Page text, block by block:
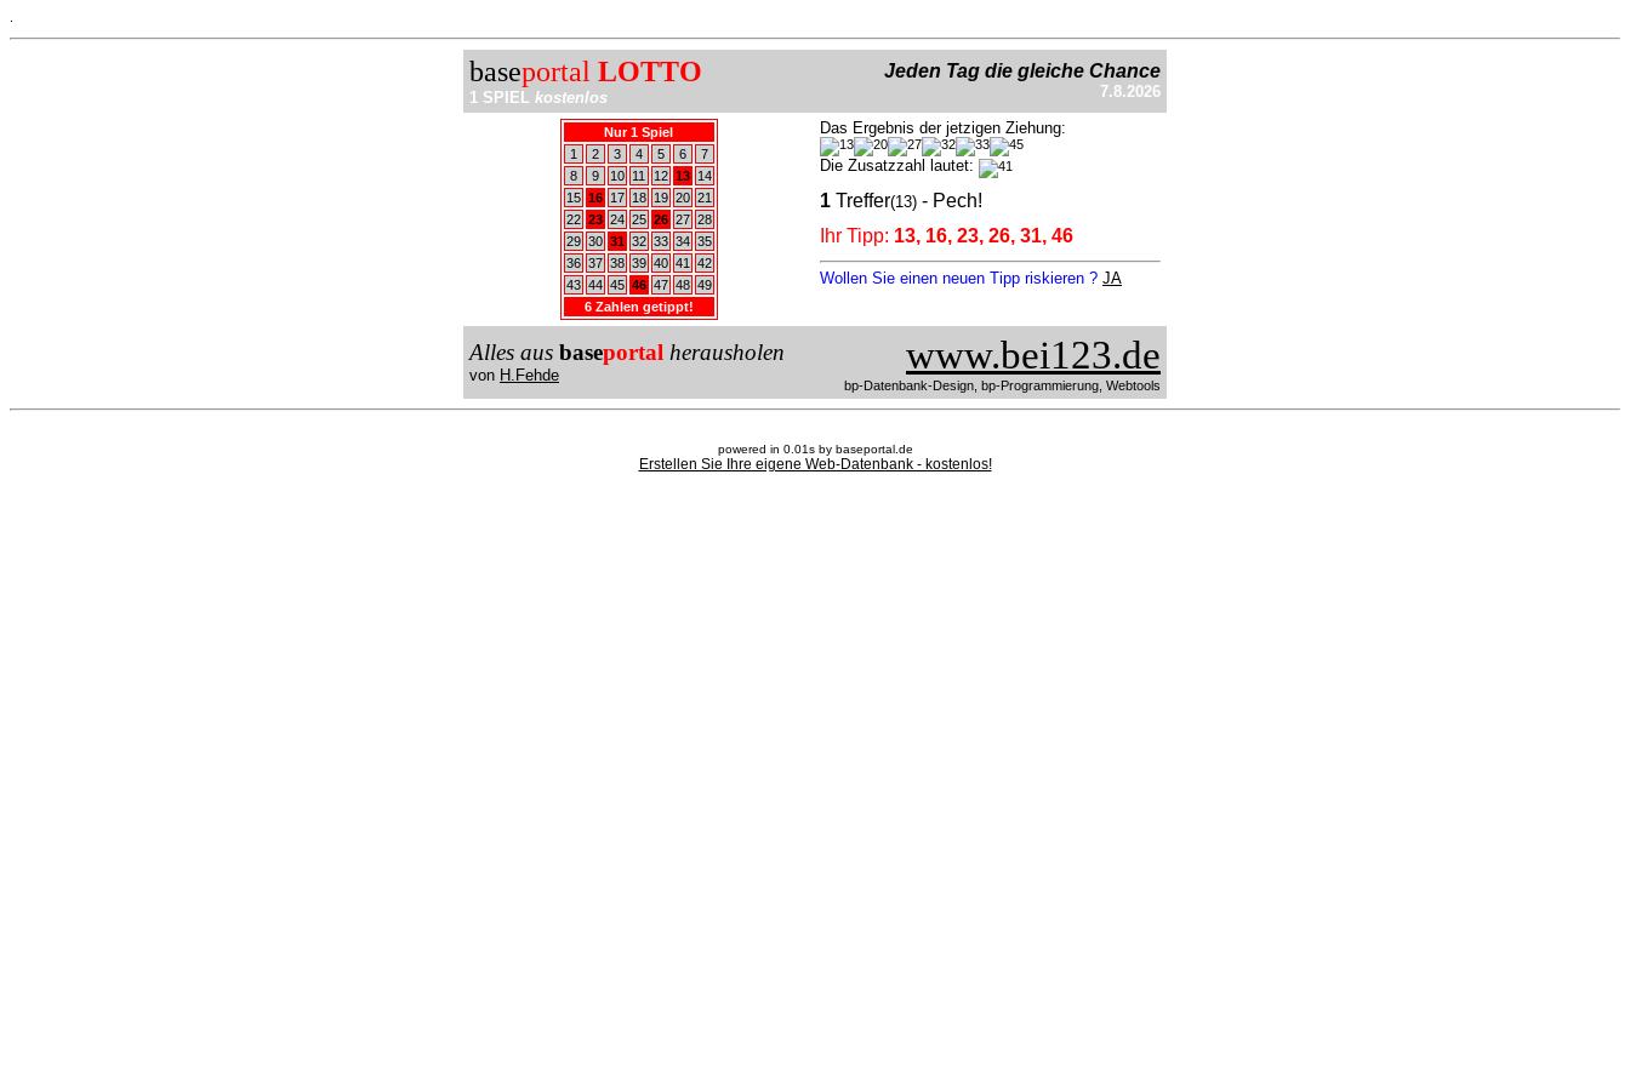
baseportal LOTTO
1 SPIEL kostenlos
Jeden Tag die gleiche Chance
7.8.2026
Nur 1 Spiel
1
2 3 4 5 6
7
8
9 10 11 12 13
14
15 16 17 18 19 20 21
22 23 24 25 26 27 28
29 30 31 32 33 34 35
36 37 38 39 40 41
42
43 44 45 46 47 48 49
6 Zahlen getippt!
Das Ergebnis der jetzigen Ziehung:
Die Zusatzzahl lautet:
1 Treffer(13) - Pech!
Ihr Tipp: 13, 16, 23, 26, 31, 46
Wollen Sie einen neuen Tipp riskieren ? JA
Alles aus baseportal herausholen
von H.Fehde www.bei123.de
bp-Datenbank-Design, bp-Programmierung, Webtools
powered in 0.01s by baseportal.de
Erstellen Sie Ihre eigene Web-Datenbank - kostenlos!